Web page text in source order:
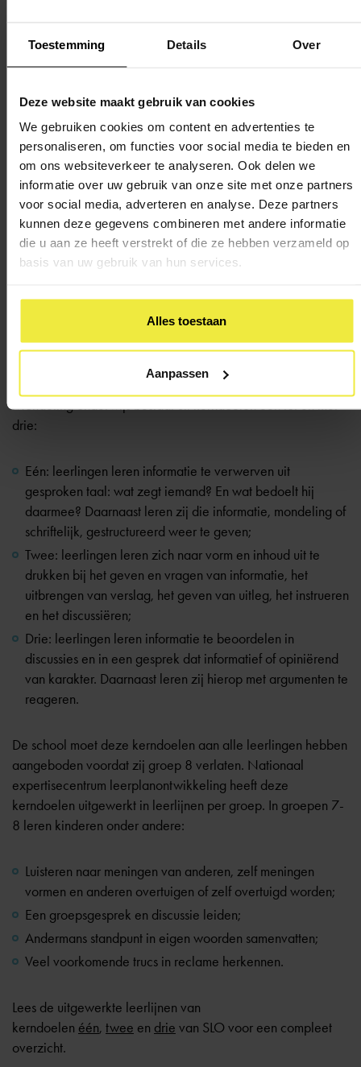
Toestemming Details Over
Deze website maakt gebruik van cookies
We gebruiken cookies om content en advertenties te
personaliseren, om functies voor social media te bieden en
om ons websiteverkeer te analyseren. Ook delen we
informatie over uw gebruik van onze site met onze partners
voor social media, adverteren en analyse. Deze partners
kunnen deze gegevens combineren met andere informatie
die u aan ze heeft verstrekt of die ze hebben verzameld op
basis van uw gebruik van hun services.
Alles toestaan
Aanpassen
woorden. Onder ‘woordenschat’ vallen ook begrippen die
Leerkrachten besteden in groepen 1 tot en met 8 aandacht
aan woordenschatonderwijs. Zo leren kinderen in groep 8
nieuwe woorden bij de vakken aardrijkskunde, geschiedenis
natuur en techniek, door het lezen van en praten over
teksten. Ook leren zij zelfstandig strategieën toepassen
waarmee zij de betekenis van nieuwe woorden tijdens het
lezen en luisteren leren afleiden en onthouden.
Mondeling onderwijs bestaat uit kerndoelen één tot en met
drie:
Eén: leerlingen leren informatie te verwerven uit
gesproken taal: wat zegt iemand? En wat bedoelt hij
daarmee? Daarnaast leren zij die informatie, mondeling of
schriftelijk, gestructureerd weer te geven;
Twee: leerlingen leren zich naar vorm en inhoud uit te
drukken bij het geven en vragen van informatie, het
uitbrengen van verslag, het geven van uitleg, het instrueren
en het discussiëren;
Drie: leerlingen leren informatie te beoordelen in
discussies en in een gesprek dat informatief of opiniërend
van karakter. Daarnaast leren zij hierop met argumenten te
reageren.
De school moet deze kerndoelen aan alle leerlingen hebben
aangeboden voordat zij groep 8 verlaten. Nationaal
expertisecentrum leerplanontwikkeling heeft deze
kerndoelen uitgewerkt in leerlijnen per groep. In groepen 7-
8 leren kinderen onder andere:
Luisteren naar meningen van anderen, zelf meningen
vormen en anderen overtuigen of zelf overtuigd worden;
Een groepsgesprek en discussie leiden;
Andermans standpunt in eigen woorden samenvatten;
Veel voorkomende trucs in reclame herkennen.
Lees de uitgewerkte leerlijnen van
kerndoelen één, twee en drie van SLO voor een compleet
overzicht.